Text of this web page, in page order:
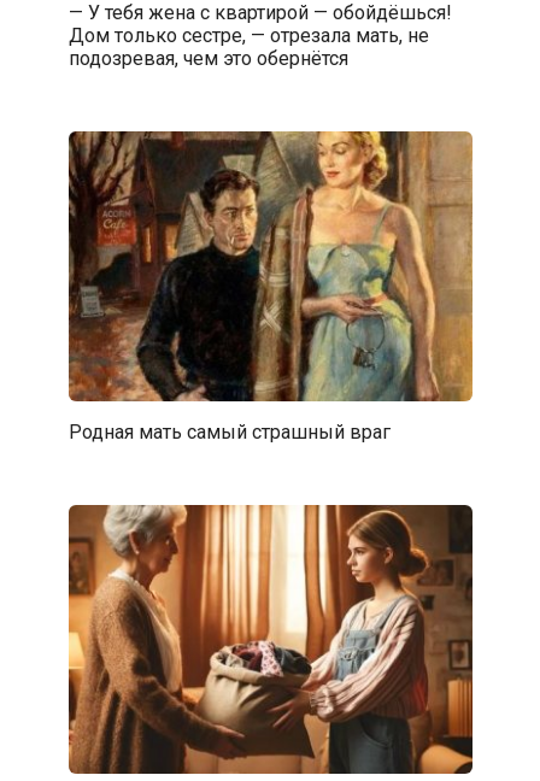
— У тебя жена с квартирой — обойдёшься!
Дом только сестре, — отрезала мать, не
подозревая, чем это обернётся
Родная мать самый страшный враг